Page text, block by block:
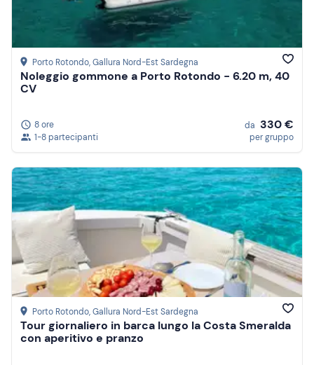
Porto Rotondo, Gallura Nord-Est Sardegna
Noleggio gommone a Porto Rotondo - 6.20 m, 40
CV
8 ore
1-8 partecipanti
da 330 €
per gruppo
Porto Rotondo, Gallura Nord-Est Sardegna
Tour giornaliero in barca lungo la Costa Smeralda
con aperitivo e pranzo